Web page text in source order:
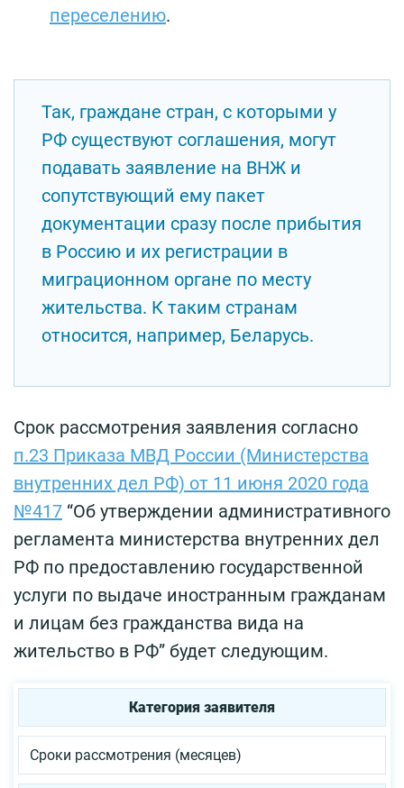
переселению.
Так, граждане стран, с которыми у
РФ существуют соглашения, могут
подавать заявление на ВНЖ и
сопутствующий ему пакет
документации сразу после прибытия
в Россию и их регистрации в
миграционном органе по месту
жительства. К таким странам
относится, например, Беларусь.
Срок рассмотрения заявления согласно
п.23 Приказа МВД России (Министерства
внутренних дел РФ) от 11 июня 2020 года
№417 “Об утверждении административного
регламента министерства внутренних дел
РФ по предоставлению государственной
услуги по выдаче иностранным гражданам
и лицам без гражданства вида на
жительство в РФ” будет следующим.
Категория заявителя
Сроки рассмотрения (месяцев)